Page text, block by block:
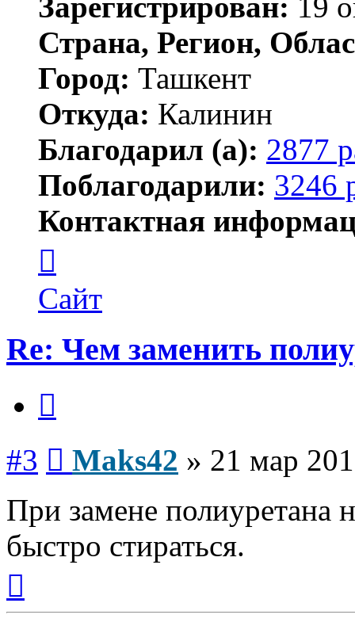
Страна, Регион,
Город: Ташкент
Откуда: Калинин
Благодарил (а): 2877
Поблагодарили: 3246
Контактная
пользователя
Maks42
Сайт
Re: Чем заменить
#3 Maks42 » 21 мар
При замене полиуретана
быстро стираться.
началу